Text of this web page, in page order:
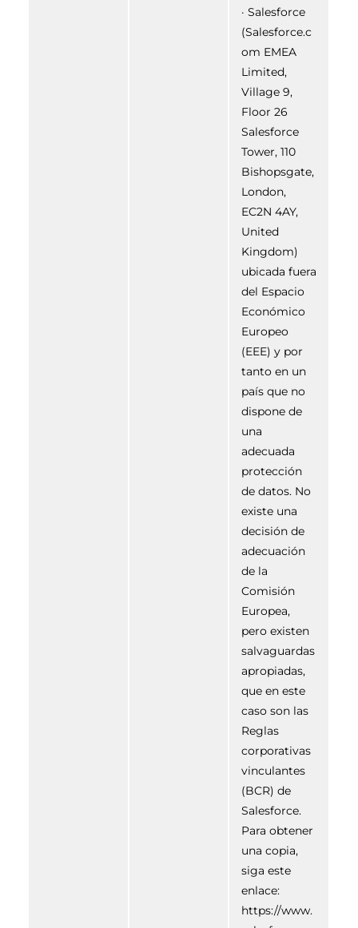
· Salesforce
(Salesforce.c
om EMEA
Limited,
Village 9,
Floor 26
Salesforce
Tower, 110
Bishopsgate,
London,
EC2N 4AY,
United
Kingdom)
ubicada fuera
del Espacio
Económico
Europeo
(EEE) y por
tanto en un
país que no
dispone de
una
adecuada
protección
de datos. No
existe una
decisión de
adecuación
de la
Comisión
Europea,
pero existen
salvaguardas
apropiadas,
que en este
caso son las
Reglas
corporativas
vinculantes
(BCR) de
Salesforce.
Para obtener
una copia,
siga este
enlace:
https://www.